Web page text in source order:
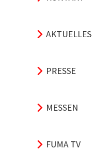
AKTUELLES
PRESSE
MESSEN
FUMA TV